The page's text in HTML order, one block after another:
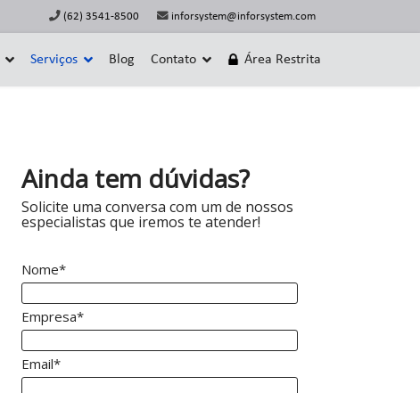
(62) 3541-8500 inforsystem@inforsystem.com
Serviços Blog Contato Área Restrita
Ainda tem dúvidas?
Solicite uma conversa com um de nossos
especialistas que iremos te atender!
Nome*
Empresa*
Email*